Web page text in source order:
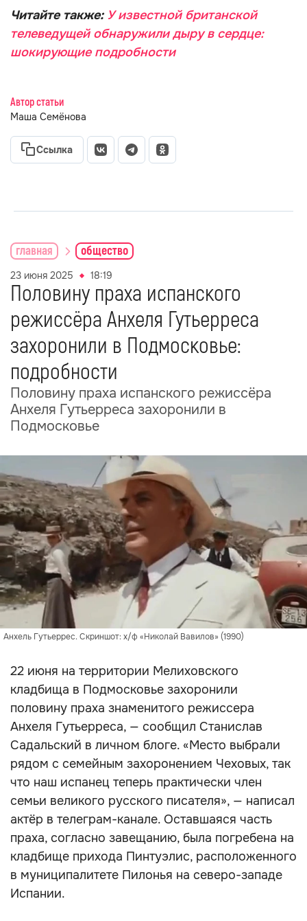
Читайте также: У известной британской
телеведущей обнаружили дыру в сердце:
шокирующие подробности
Автор статьи
Маша Семёнова
Ссылка
главная общество
23 июня 2025 18:19
Половину праха испанского
режиссёра Анхеля Гутьерреса
захоронили в Подмосковье:
подробности
Половину праха испанского режиссёра
Анхеля Гутьерреса захоронили в
Подмосковье
Анхель Гутьеррес. Скриншот: х/ф «Николай Вавилов» (1990)
22 июня на территории Мелиховского
кладбища в Подмосковье захоронили
половину праха знаменитого режиссера
Анхеля Гутьерреса, — сообщил Станислав
Садальский в личном блоге. «Место выбрали
рядом с семейным захоронением Чеховых, так
что наш испанец теперь практически член
семьи великого русского писателя», — написал
актёр в телеграм-канале. Оставшаяся часть
праха, согласно завещанию, была погребена на
кладбище прихода Пинтуэлис, расположенного
в муниципалитете Пилонья на северо-западе
Испании.